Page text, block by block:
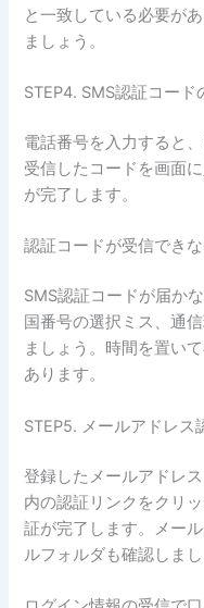
と一致している必要が
ましょう。
STEP4. SMS認証コード
電話番号を入力すると
受信したコードを画面
が完了します。
認証コードが受信でき
SMS認証コードが届か
国番号の選択ミス、通
ましょう。時間を置い
あります。
STEP5. メールアドレス
登録したメールアドレ
内の認証リンクをクリ
証が完了します。メー
ルフォルダも確認しまし